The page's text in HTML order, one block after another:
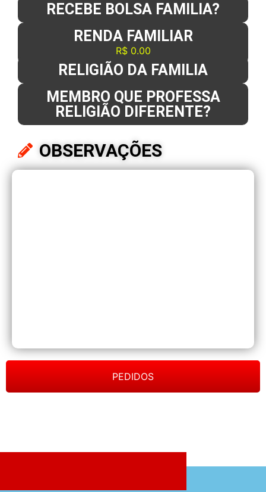
PEDIDOS
RECEBE BOLSA FAMILIA?
RENDA FAMILIAR
R$ 0.00
RELIGIÃO DA FAMILIA
MEMBRO QUE PROFESSA
RELIGIÃO DIFERENTE?
OBSERVAÇÕES